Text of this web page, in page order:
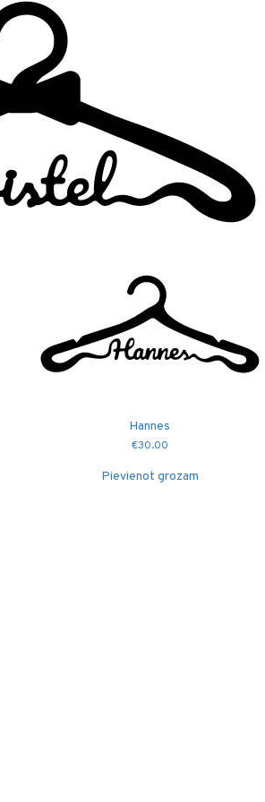
Hannes
€30.00
Pievienot grozam